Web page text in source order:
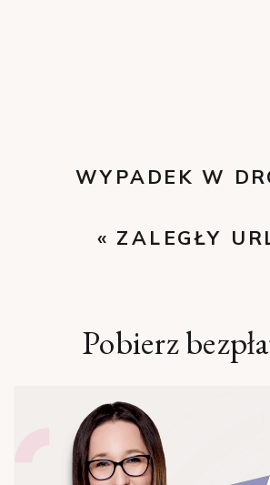
WYPADEK W
PRACY»
« ZALEGŁY
Pobierz